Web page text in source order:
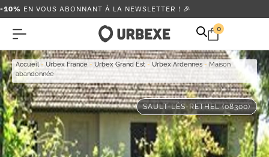
-10% EN VOUS ABONNANT À LA NEWSLETTER ! 🎉
0
Accueil-Urbex France - Urbex Grand Est - Urbex Ardennes - Maison
abandonnée
SAULT-LÈS-RETHEL (08300)